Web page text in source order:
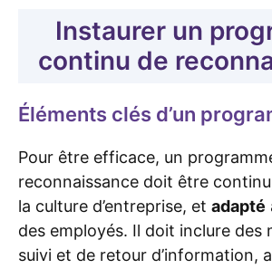
Instaurer un
continu de
Éléments clés d’un
Pour être efficace, un
reconnaissance doit être
la culture d’entreprise, et adapté
des employés. Il doit inclure des
suivi et de retour d’information,